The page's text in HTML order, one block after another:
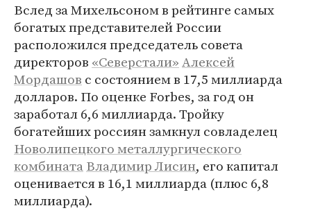
Вслед за Михельсоном в рейтинге самых
богатых представителей России
расположился председатель совета
директоров «Северстали»Алексей
Мордашов с состоянием в 17,5 миллиарда
долларов. По оценке Forbes, за год он
заработал 6,6 миллиарда. Тройку
богатейших россиян замкнул совладелец
Новолипецкого металлургического
комбинатаВладимир Лисин, его капитал
оценивается в 16,1 миллиарда (плюс 6,8
миллиарда).